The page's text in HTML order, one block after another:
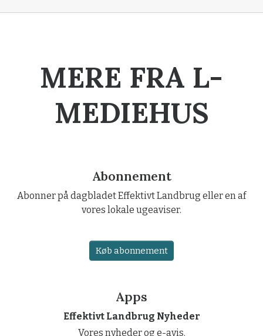
MERE FRA L-
MEDIEHUS
Abonnement
Abonner på dagbladet Effektivt Landbrug eller en af
vores lokale ugeaviser.
Køb abonnement
Apps
Effektivt Landbrug Nyheder
Vores nyheder og e-avis.